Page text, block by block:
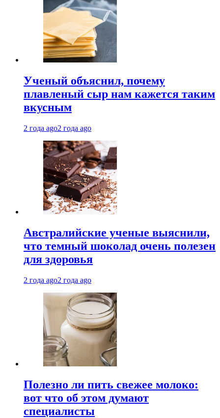
Ученый объяснил, почему
плавленый сыр нам кажется таким
вкусным
2 года ago2 года ago
Австралийские ученые выяснили,
что темный шоколад очень полезен
для здоровья
2 года ago2 года ago
Полезно ли пить свежее молоко:
вот что об этом думают
специалисты